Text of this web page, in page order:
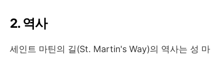
2. 역사
세인트 마틴의 길(St. Martin's Way)의 역사는 성 마